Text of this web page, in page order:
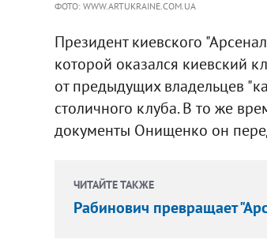
ФОТО: WWW.ARTUKRAINE.COM.UA
Президент киевского
которой оказался киевский
от предыдущих владельцев
столичного клуба. В то же
документы Онищенко он
ЧИТАЙТЕ ТАКЖЕ
Рабинович превращает